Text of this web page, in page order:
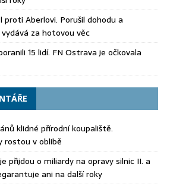
Aberlovi. Porušil dohodu a
za hotovou věc
15 lidí. FN Ostrava je očkovala
klidné přírodní koupaliště.
rostou v oblibě
přijdou o miliardy na opravy silnic II. a
ani na další roky